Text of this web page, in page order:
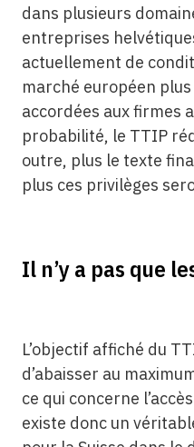
dans plusieurs
entreprises
actuellement de
marché européen
accordées aux firmes
probabilité, le TTIP
outre, plus le texte
plus ces privilèges
Il n’y a pas que
L’objectif affiché du
d’abaisser au
ce qui concerne
existe donc un